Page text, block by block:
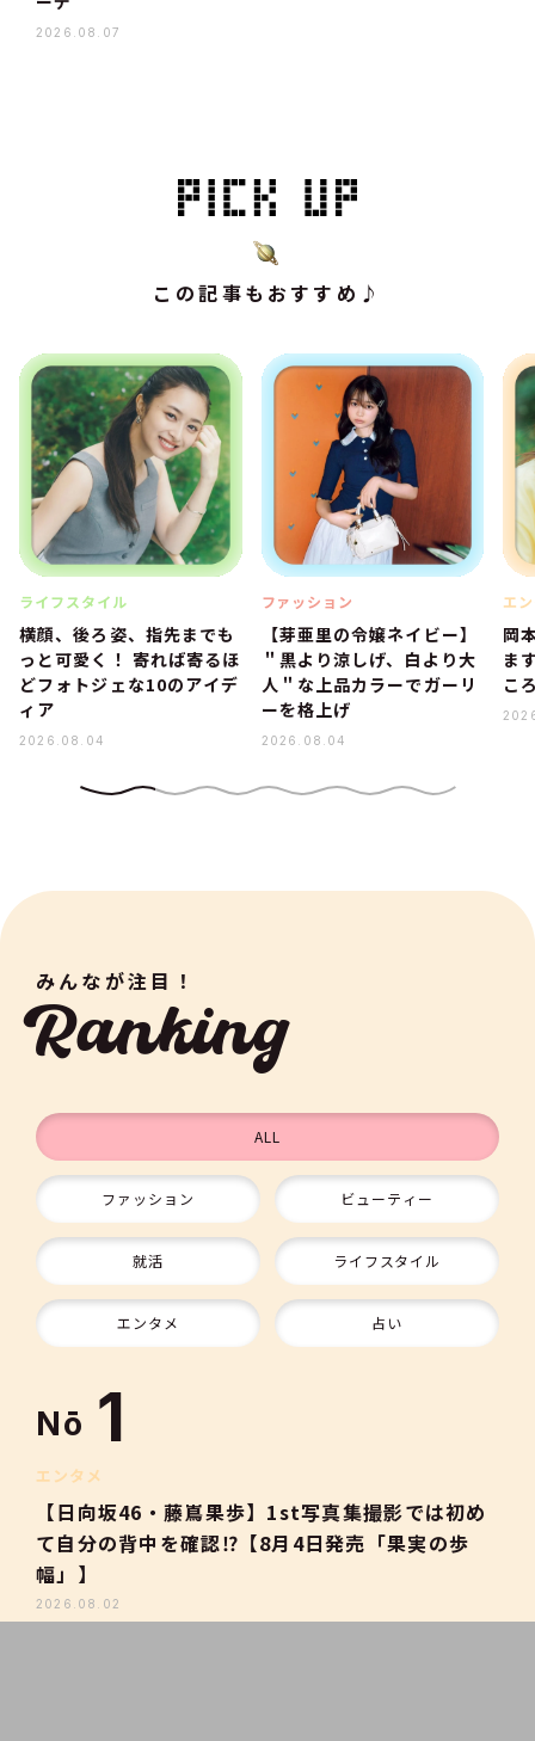
2026.08.07
この記事もおすすめ♪
ライフスタイル
横顔、後ろ姿、指先までも
っと可愛く！ 寄れば寄るほ
どフォトジェな10のアイデ
ィア
2026.08.04
ファッション
【芽亜里の令嬢ネイビー】
＂黒より涼しげ、白より大
人＂な上品カラーでガーリ
ーを格上げ
2026.08.04
エ
岡
ま
こ
みんなが注目！
Ranking
ALL
ファッション ビューティー
就活 ライフスタイル
エンタメ 占い
Nō
9
10
1
2
3
エンタメ
【日向坂46・藤嶌果歩】1st写真集撮影では初め
て自分の背中を確認⁉【8月4日発売「果実の歩
幅」】
2026.08.02